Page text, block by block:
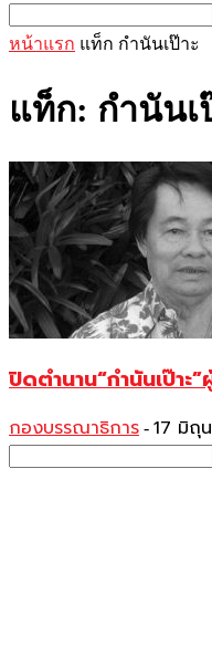
หน้าแรก แท็ก กำนันเป๊าะ
แท็ก: กำนันเ
ปิดตำนาน“กำนันเป๊า
กองบรรณาธิการ - 17 มิถุ